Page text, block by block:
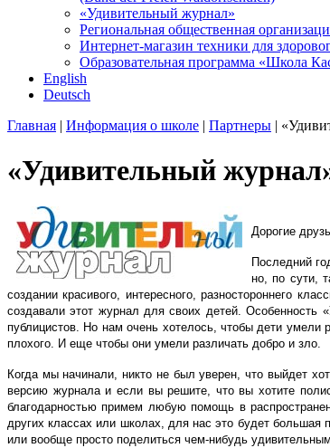
«Удивительный журнал»
Региональная общественная
Интернет-магазин техники для
Образовательная программа «Школа
English
Deutsch
Главная | Информация о школе | Партнеры |
«Удивительный
Дорогие
Последний
но, по сути,
создании красивого, интересного, разностороннего
создавали этот журнал для своих детей. Особенность
публицистов. Но нам очень хотелось, чтобы дети
плохого. И еще чтобы они умели различать добро и зло.
Когда мы начинали, никто не был уверен, что выйдет
версию журнала и если вы решите, что вы хотите
благодарностью примем любую помощь в
других классах или школах, для нас это будет
или вообще просто поделиться чем-нибудь